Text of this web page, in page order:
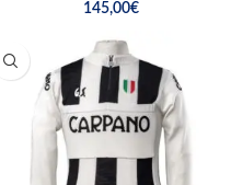
145,00€